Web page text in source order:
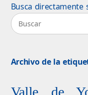
Busca directamente
Archivo de la
Valle de